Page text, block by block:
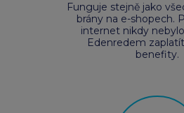
Funguje stejně jako
brány na e-shopech.
internet nikdy nebylo
Edenredem
benefity.